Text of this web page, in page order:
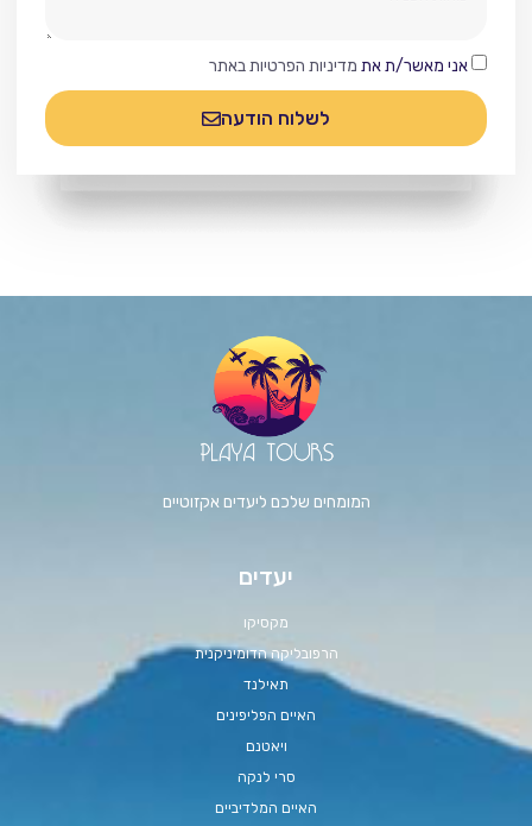
אני מאשר/ת את מדיניות הפרטיות באתר
לשלוח הודעה
המומחים שלכם ליעדים אקזוטיים
יעדים
מקסיקו
הרפובליקה הדומיניקנית
תאילנד
האיים הפליפינים
ויאטנם
סרי לנקה
האיים המלדיביים